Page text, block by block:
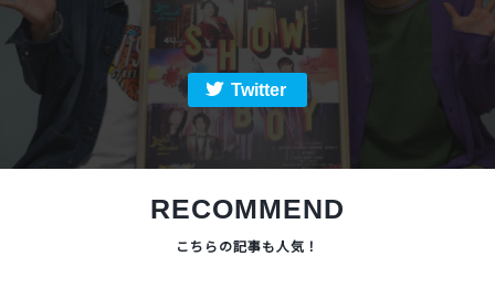
Twitter
RECOMMEND